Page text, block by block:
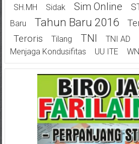
SH.MH Sidak Sim Online
Baru
Tahun Baru 2016
Teroris
Tilang TNI TNI AD
Menjaga Kondusifitas
UU ITE